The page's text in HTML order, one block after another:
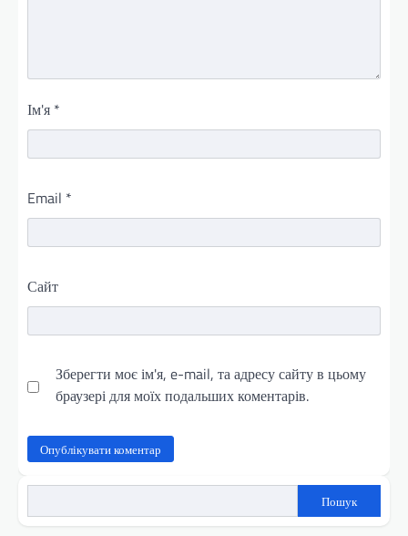
Ім'я *
Email *
Сайт
Зберегти моє ім'я, e-mail, та адресу сайту в цьому
браузері для моїх подальших коментарів.
Пошук